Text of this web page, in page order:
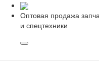
Оптовая продажа
и спецтехники